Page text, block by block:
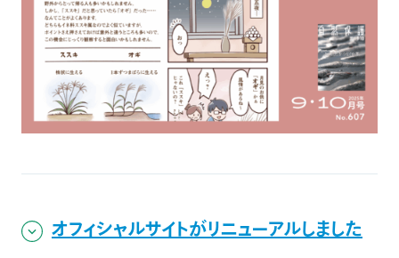
オフィシャルサイトがリニューアルしました